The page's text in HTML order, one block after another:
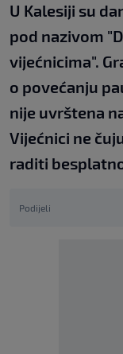
U Kalesiji su
pod nazivom
vijećnicima".
o povećanju
nije uvrštena
Vijećnici ne
raditi
Podijeli